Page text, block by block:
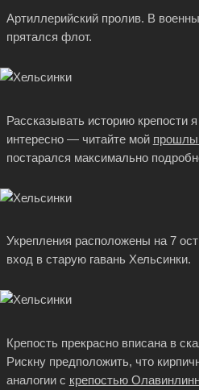
Артиллерийский пролив. В
прятался флот.
Рассказывать историю крепости
интересно — читайте мой
постарался максимально
Укрепления расположены на 7
вход в старую гавань Хельсинки.
Крепость прекрасно вписана в
Рискну предположить, что
аналогии с крепостью